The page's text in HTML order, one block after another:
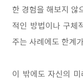
한 경험을 해보지 않
적인 방법이나 구체
주는 사례에도 한계
이 밖에도 자신의